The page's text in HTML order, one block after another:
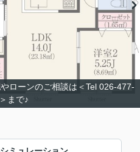
ローンのご相談は＜Tel 026-477-
まで♪